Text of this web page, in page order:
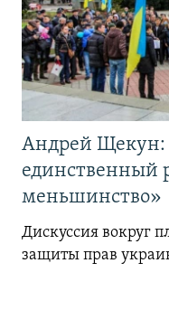
Андрей
единственный
меньшинство»
Дискуссия вокруг
защиты прав